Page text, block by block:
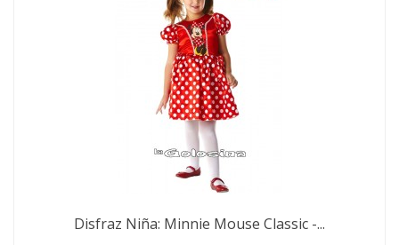
Disfraz Niña: Minnie Mouse Classic -...